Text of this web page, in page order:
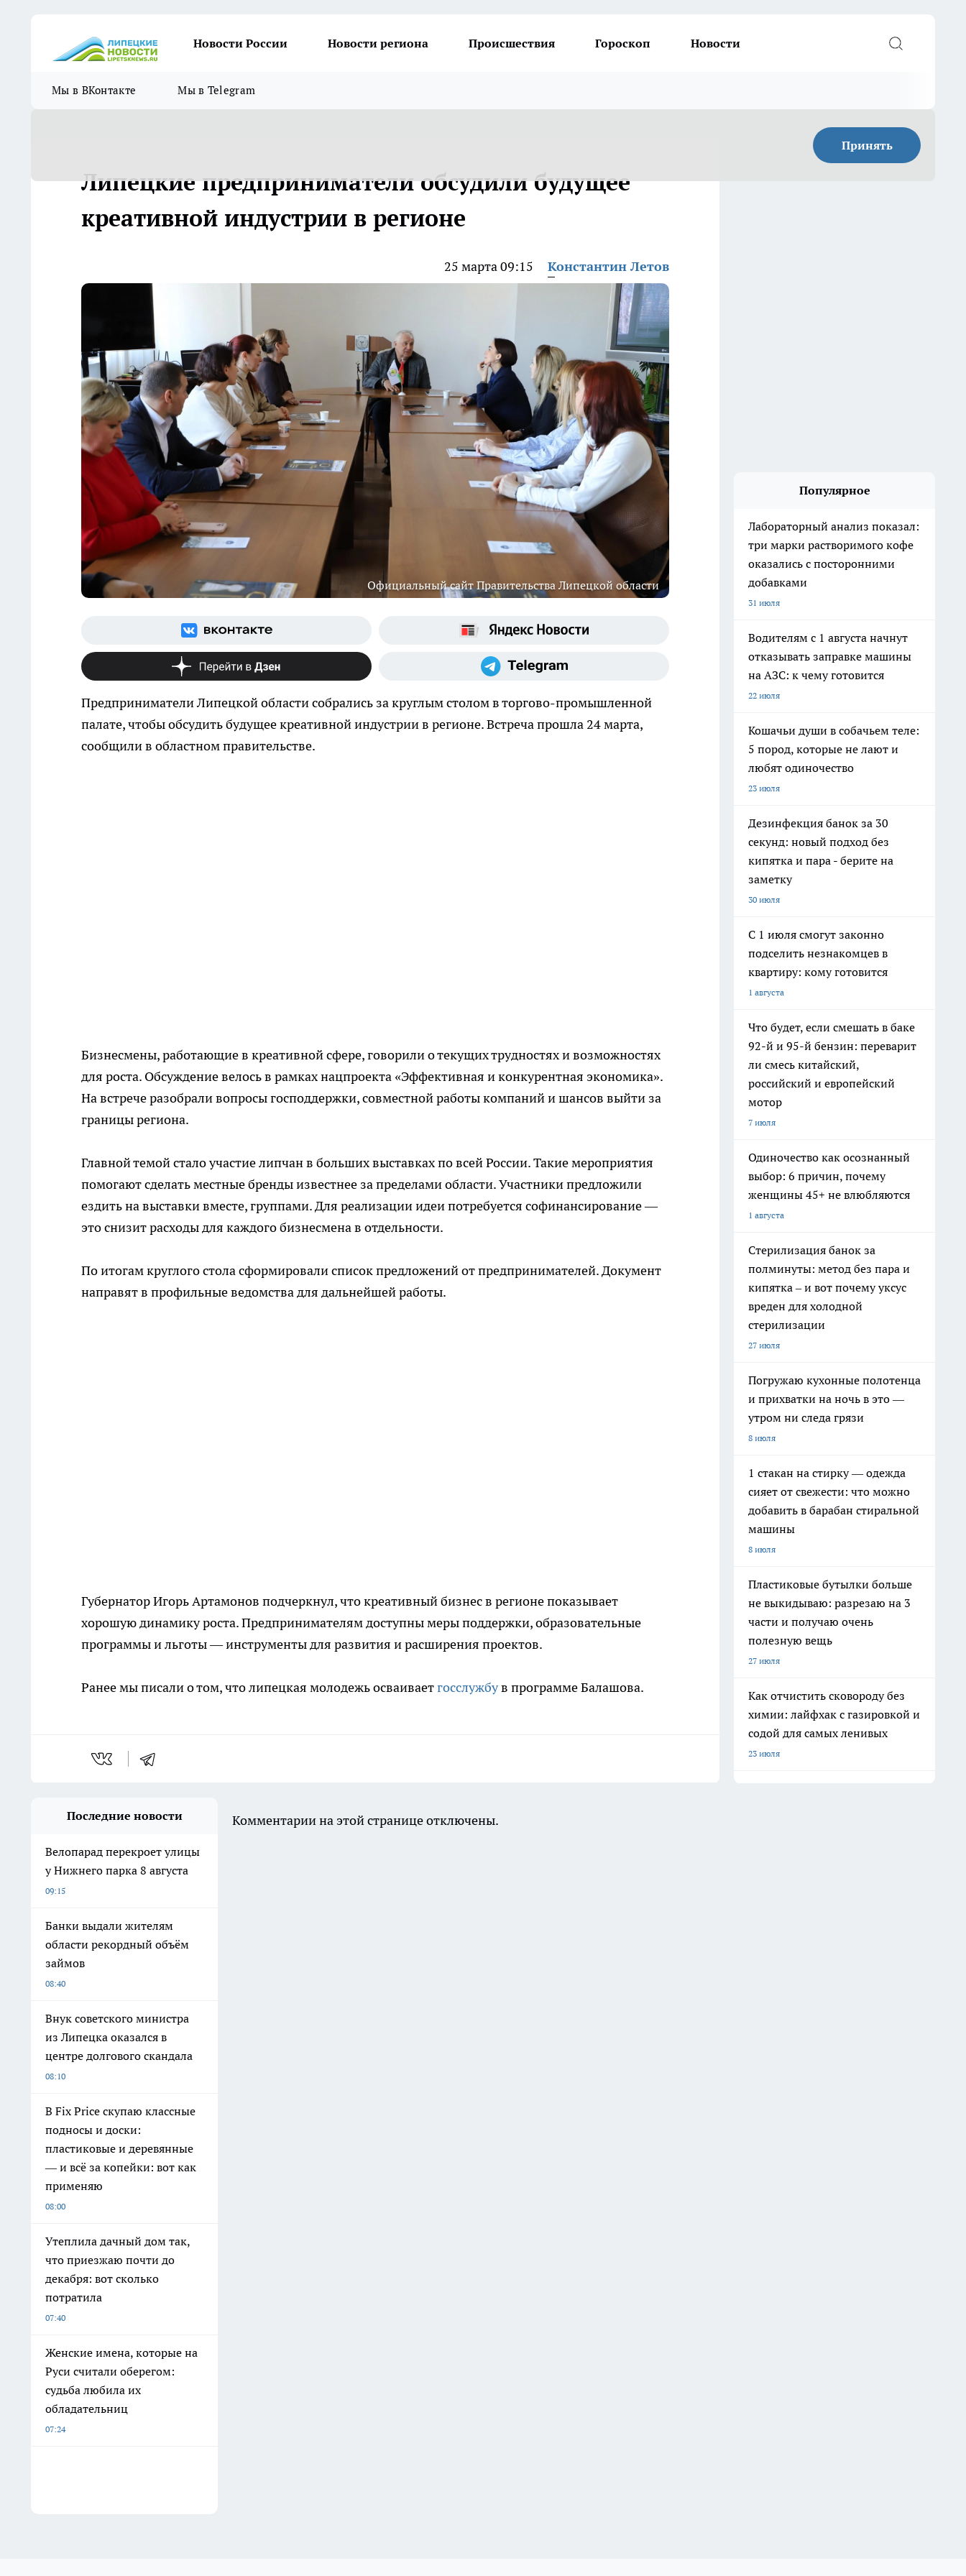
Новости России Новости региона Происшествия Гороскоп Новости
Мы в ВКонтакте Мы в Telegram
Принять
Липецкие предприниматели обсудили будущее
креативной индустрии в регионе
25 марта 09:15 Константин Летов
Официальный сайт Правительства Липецкой области
Предприниматели Липецкой области собрались за круглым столом в торгово-промышленной
палате, чтобы обсудить будущее креативной индустрии в регионе. Встреча прошла 24 марта,
сообщили в областном правительстве.
Бизнесмены, работающие в креативной сфере, говорили о текущих трудностях и возможностях
для роста. Обсуждение велось в рамках нацпроекта «Эффективная и конкурентная экономика».
На встрече разобрали вопросы господдержки, совместной работы компаний и шансов выйти за
границы региона.
Главной темой стало участие липчан в больших выставках по всей России. Такие мероприятия
помогают сделать местные бренды известнее за пределами области. Участники предложили
ездить на выставки вместе, группами. Для реализации идеи потребуется софинансирование —
это снизит расходы для каждого бизнесмена в отдельности.
По итогам круглого стола сформировали список предложений от предпринимателей. Документ
направят в профильные ведомства для дальнейшей работы.
Губернатор Игорь Артамонов подчеркнул, что креативный бизнес в регионе показывает
хорошую динамику роста. Предпринимателям доступны меры поддержки, образовательные
программы и льготы — инструменты для развития и расширения проектов.
Ранее мы писали о том, что липецкая молодежь осваиваетгосслужбув программе Балашова.
Популярное
Лабораторный анализ показал:
три марки растворимого кофе
оказались с посторонними
добавками
31 июля
Водителям с 1 августа начнут
отказывать заправке машины
на АЗС: к чему готовится
22 июля
Кошачьи души в собачьем теле:
5 пород, которые не лают и
любят одиночество
23 июля
Дезинфекция банок за 30
секунд: новый подход без
кипятка и пара - берите на
заметку
30 июля
С 1 июля смогут законно
подселить незнакомцев в
квартиру: кому готовится
1 августа
Что будет, если смешать в баке
92-й и 95-й бензин: переварит
ли смесь китайский,
российский и европейский
мотор
7 июля
Одиночество как осознанный
выбор: 6 причин, почему
женщины 45+ не влюбляются
1 августа
Стерилизация банок за
полминуты: метод без пара и
кипятка – и вот почему уксус
вреден для холодной
стерилизации
27 июля
Погружаю кухонные полотенца
и прихватки на ночь в это —
утром ни следа грязи
8 июля
1 стакан на стирку — одежда
сияет от свежести: что можно
добавить в барабан стиральной
машины
8 июля
Пластиковые бутылки больше
не выкидываю: разрезаю на 3
части и получаю очень
полезную вещь
27 июля
Как отчистить сковороду без
химии: лайфхак с газировкой и
содой для самых ленивых
23 июля
Последние новости
Велопарад перекроет улицы
у Нижнего парка 8 августа
09:15
Банки выдали жителям
области рекордный объём
займов
08:40
Внук советского министра
из Липецка оказался в
центре долгового скандала
08:10
В Fix Price скупаю классные
подносы и доски:
пластиковые и деревянные
— и всё за копейки: вот как
применяю
08:00
Утеплила дачный дом так,
что приезжаю почти до
декабря: вот сколько
потратила
07:40
Женские имена, которые на
Руси считали оберегом:
судьба любила их
обладательниц
07:24
Комментарии на этой странице отключены.